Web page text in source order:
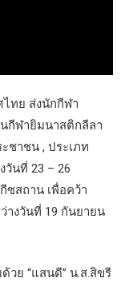
ทย ส่งนักกีฬา
กีฬายิมนาสติกลีลา
ชาชน , ประเภท
วันที่ 23 – 26
ซสถาน เพื่อคว้า
างวันที่ 19 กันยายน
วย “แสนดี” น.ส.สิขรี